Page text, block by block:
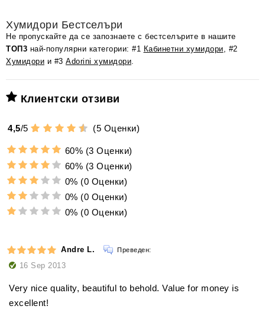
Хумидори Бестселъри
Не пропускайте да се запознаете с бестселърите в нашите
ТОП3 най-популярни категории: #1 Кабинетни хумидори , #2
Хумидори и #3 Adorini хумидори
Клиентски отзиви
4,5/5 (5 Оценки)
60% (3 Оценки)
60% (3 Оценки)
0% (0 Оценки)
0% (0 Оценки)
0% (0 Оценки)
Andre L. Преведен:
16 Sep 2013
Very nice quality, beautiful to behold. Value for money is
excellent!